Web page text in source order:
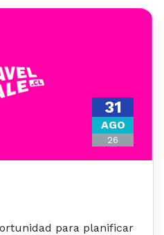
31
AGO
26
para planificar